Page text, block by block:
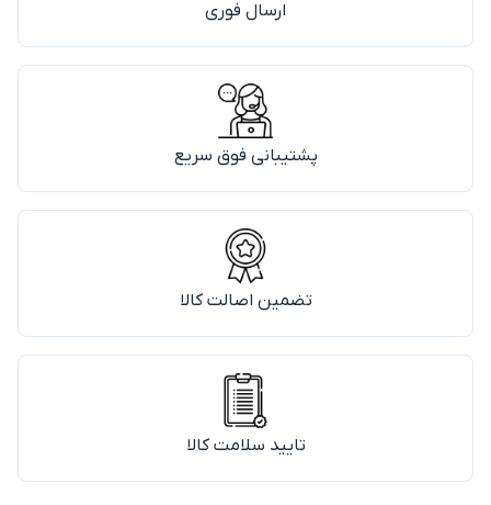
ارسال فوری
پشتیبانی فوق سریع
تضمین اصالت کالا
تایید سلامت کالا